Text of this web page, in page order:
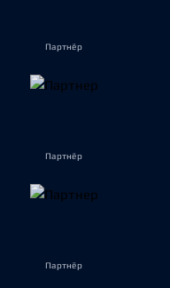
Партнёр
Партнёр
Партнёр